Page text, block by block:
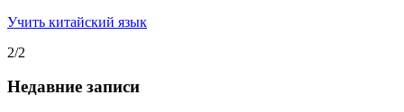
Учить китайский язык
2/2
Недавние записи